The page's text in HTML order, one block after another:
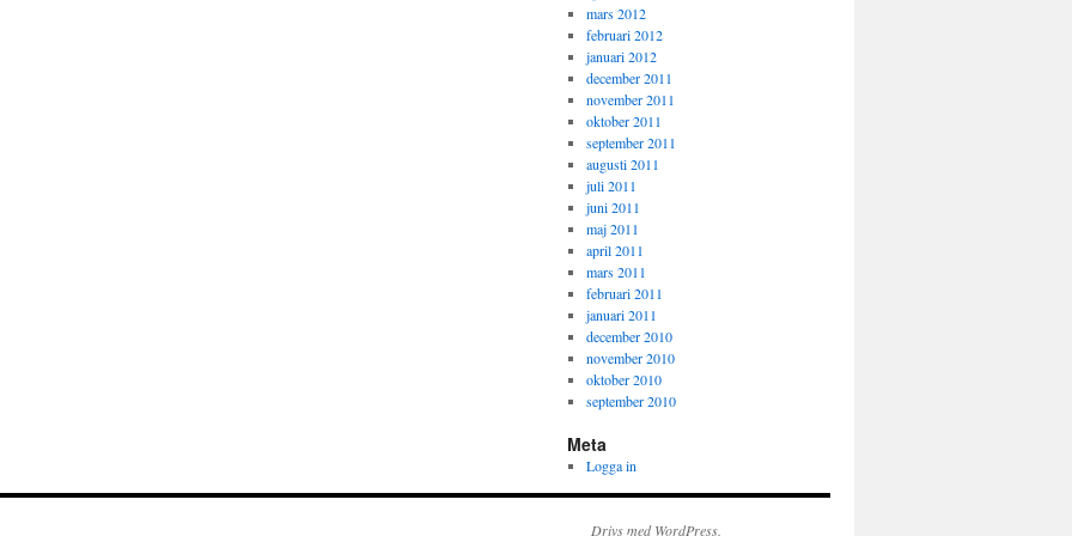
mars 2012
februari 2012
januari 2012
december 2011
november 2011
oktober 2011
september 2011
augusti 2011
juli 2011
juni 2011
maj 2011
april 2011
mars 2011
februari 2011
januari 2011
december 2010
november 2010
oktober 2010
september 2010
Meta
Logga in
Drivs med WordPress.